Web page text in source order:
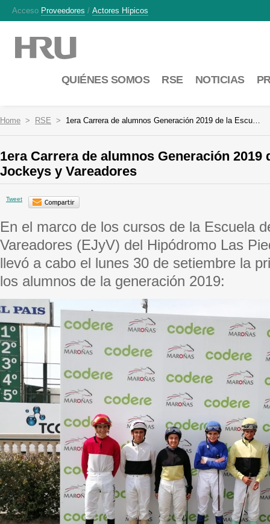
Acceso Proveedores / Actores Hípicos
QUIÉNES SOMOS RSE NOTICIAS
Home RSE 1era Carrera de alumnos Generación 2019 de la Escu…
1era Carrera de alumnos Generación 2019
Jockeys y Vareadores
Tweet
En el marco de los cursos de la Escuela
Vareadores (EJyV) del Hipódromo Las
llevó a cabo el lunes 30 de setiembre la
los alumnos de la generación 2019: